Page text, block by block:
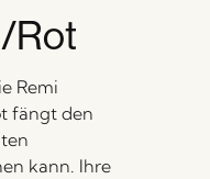
Rot
Remi
fängt den
kann. Ihre